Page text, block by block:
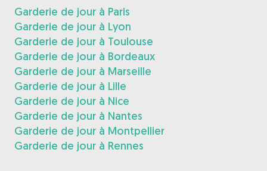
Garderie de jour à Paris
Garderie de jour à Lyon
Garderie de jour à Toulouse
Garderie de jour à Bordeaux
Garderie de jour à Marseille
Garderie de jour à Lille
Garderie de jour à Nice
Garderie de jour à Nantes
Garderie de jour à Montpellier
Garderie de jour à Rennes